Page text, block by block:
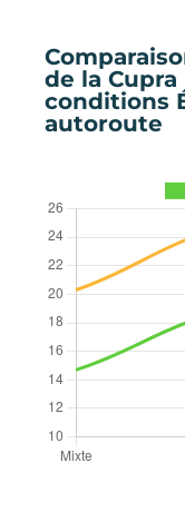
de la
conditions
autoroute